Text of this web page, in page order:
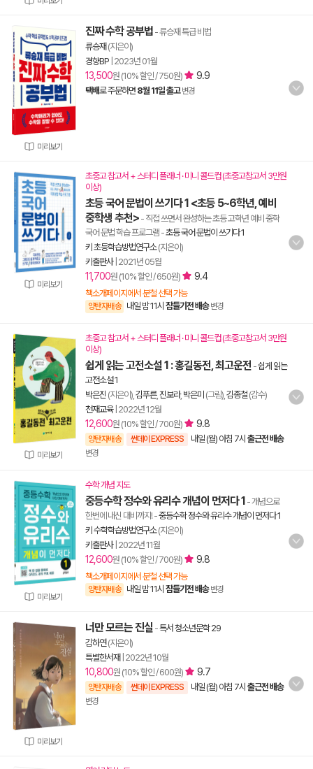
미리보기
진짜 수학 공부법 - 류승재 특급 비법
류승재 (지은이)
경향BP 2023년 01월
13,500원 (10% 할인 / 750원) 9.9
택배로 주문하면 8월 11일 출고 변경
미리보기
초중고 참고서 + 스터디 플래너 · 미니 콜드컵 (초중고참고서 3만원
이상)
초등 국어 문법이 쓰기다 1 <초등 5~6학년, 예비
중학생 추천> - 직접 쓰면서 완성하는 초등 고학년 예비 중학
국어 문법 학습 프로그램 -초등 국어 문법이 쓰기다 1
키 초등학습방법연구소(지은이)
키출판사| 2021년 05월
11,700원 (10% 할인 / 650원) 9.4
책소개페이지에서 분철 선택 가능
양탄자배송 내일 밤 11시 잠들기전 배송 변경
미리보기
초중고 참고서 + 스터디 플래너 · 미니 콜드컵 (초중고참고서 3만원
이상)
쉽게 읽는 고전소설 1 : 홍길동전, 최고운전 -쉽게 읽는
고전소설 1
박은진 (지은이), 김푸른, 진보라, 박은미 (그림), 김종철 (감수)
천재교육| 2022년 12월
12,600원 (10% 할인 / 700원) 9.8
양탄자배송 썬데이 EXPRESS 내일 (월) 아침 7시 출근전 배송
변경
미리보기
수학 개념 지도
중등수학 정수와 유리수 개념이 먼저다 1 - 개념으로
한번에 내신 대비까지!-중등수학 정수와 유리수 개념이 먼저다 1
키 수학학습방법연구소(지은이)
키출판사| 2022년 11월
12,600원 (10% 할인 / 700원) 9.8
책소개페이지에서 분철 선택 가능
양탄자배송 내일 밤 11시 잠들기전 배송 변경
미리보기
너만 모르는 진실 -특서 청소년문학 29
김하연(지은이)
특별한서재 2022년 10월
10,800원 (10% 할인 / 600원) 9.7
양탄자배송 썬데이 EXPRESS 내일 (월) 아침 7시 출근전 배송
변경